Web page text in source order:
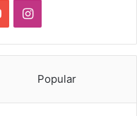
YouTubeInstagram
Popular